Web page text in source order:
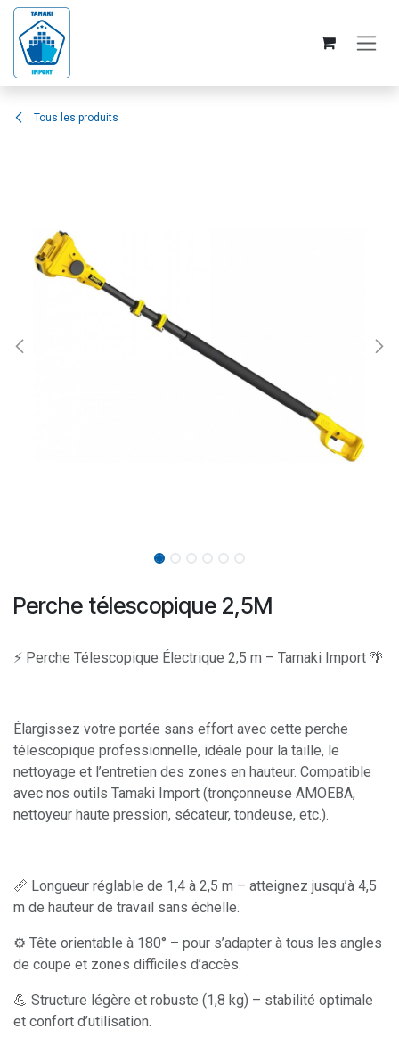
Se rendre au contenu
Tous les produits
Perche télescopique 2,5M
⚡ Perche Télescopique Électrique 2,5 m – Tamaki Import 🌴
Élargissez votre portée sans effort avec cette perche
télescopique professionnelle, idéale pour la taille, le
nettoyage et l’entretien des zones en hauteur. Compatible
avec nos outils Tamaki Import (tronçonneuse AMOEBA,
nettoyeur haute pression, sécateur, tondeuse, etc.).
📏 Longueur réglable de 1,4 à 2,5 m – atteignez jusqu’à 4,5
m de hauteur de travail sans échelle.
⚙️ Tête orientable à 180° – pour s’adapter à tous les angles
de coupe et zones difficiles d’accès.
💪 Structure légère et robuste (1,8 kg) – stabilité optimale
et confort d’utilisation.